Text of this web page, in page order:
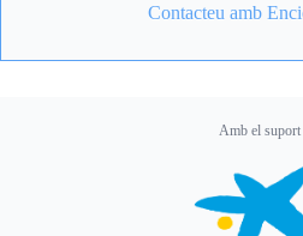
Contacteu amb
Amb el suport